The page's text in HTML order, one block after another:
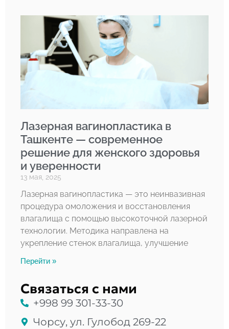
Лазерная вагинопластика в
Ташкенте — современное
решение для женского здоровья
и уверенности
13 мая, 2025
Лазерная вагинопластика — это неинвазивная
процедура омоложения и восстановления
влагалища с помощью высокоточной лазерной
технологии. Методика направлена на
укрепление стенок влагалища, улучшение
Перейти »
Связаться с нами
+998 99 301-33-30
Чорсу, ул. Гулобод 269-22